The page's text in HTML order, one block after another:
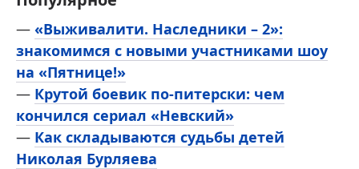
— «Выживалити. Наследники – 2»:
знакомимся с новыми участниками шоу
на «Пятнице!»
— Крутой боевик по-питерски: чем
кончился сериал «Невский»
— Как складываются судьбы детей
Николая Бурляева